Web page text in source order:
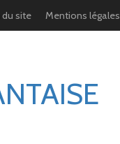
du site Mentions légales